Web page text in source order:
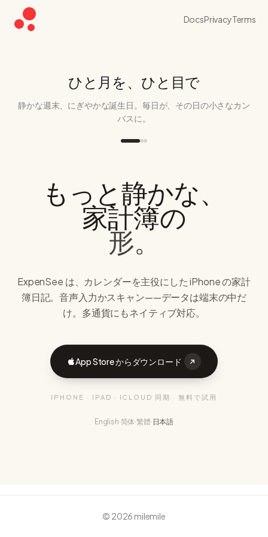
DocsPrivacyTerms
もっと静かな、
家計簿の
形。
ExpenSee は、カレンダーを主役にした iPhone の家計
簿日記。音声入力かスキャン——データは端末の中だ
け。多通貨にもネイティブ対応。
App Store からダウンロード
IPHONE · IPAD · ICLOUD 同期 · 無料で試用
English·简体·繁體· 日本語
ひと月を、ひと目で
静かな週末、にぎやかな誕生日。毎日が、その日の小さなカン
バスに。
© 2026 milemile